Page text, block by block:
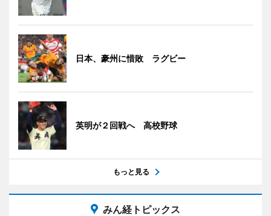
日本、豪州に惜敗 ラグビー
英明が２回戦へ 高校野球
もっと見る
みん経トピックス